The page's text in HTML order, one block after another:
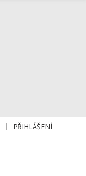
PŘIHLÁŠENÍ